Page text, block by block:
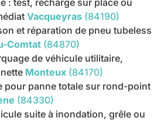
Vacqueyras (84190)
et réparation de pneu tubeless
Comtat (84870)
de véhicule utilitaire,
Monteux (84170)
pour panne totale sur rond-point
(84330)
suite à inondation, grêle ou